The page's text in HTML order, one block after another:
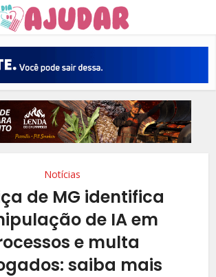
Notícias
de MG identifica
de IA em
e multa
saiba mais